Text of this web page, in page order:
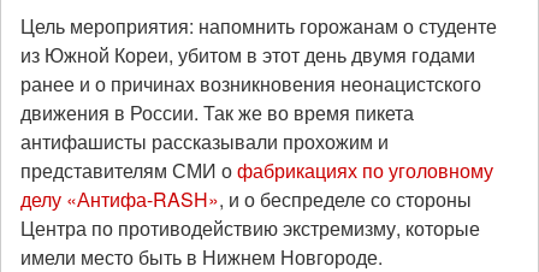
Цель мероприятия: напомнить горожанам о студенте
из Южной Кореи, убитом в этот день двумя годами
ранее и о причинах возникновения неонацистского
движения в России. Так же во время пикета
антифашисты рассказывали прохожим и
представителям СМИ офабрикациях по уголовному
делу «Антифа-RASH», и о беспределе со стороны
Центра по противодействию экстремизму, которые
имели место быть в Нижнем Новгороде.